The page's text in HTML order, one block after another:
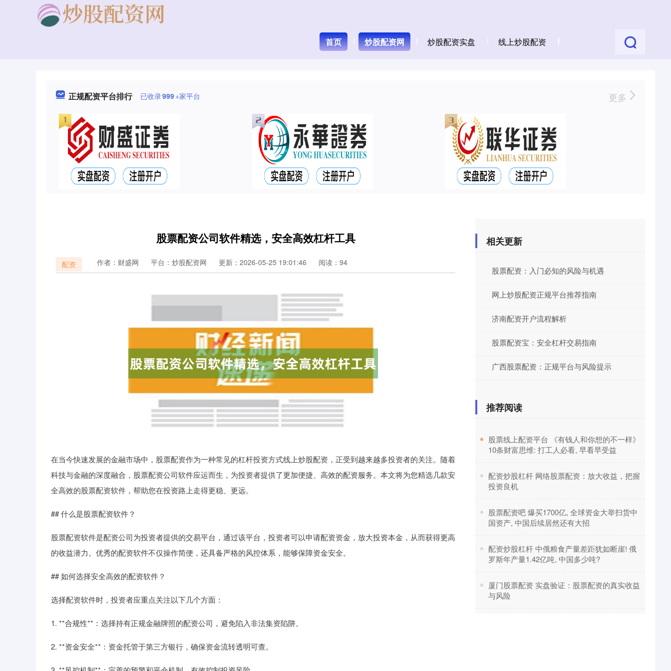
首页 炒股配资网 炒股配资实盘 线上炒股配资
正规配资平台排行 已收录999+家平台 更多
股票配资公司软件精选，安全高效杠杆工具
配资 作者：财盛网 平台：炒股配资网 更新：2026-05-25 19:01:46 阅读：94
在当今快速发展的金融市场中，股票配资作为一种常见的杠杆投资方式线上炒股配资，正受到越来越多投资者的关注。随着
科技与金融的深度融合，股票配资公司软件应运而生，为投资者提供了更加便捷、高效的配资服务。本文将为您精选几款安
全高效的股票配资软件，帮助您在投资路上走得更稳、更远。
## 什么是股票配资软件？
股票配资软件是配资公司为投资者提供的交易平台，通过该平台，投资者可以申请配资资金，放大投资本金，从而获得更高
的收益潜力。优秀的配资软件不仅操作简便，还具备严格的风控体系，能够保障资金安全。
## 如何选择安全高效的配资软件？
选择配资软件时，投资者应重点关注以下几个方面：
1. **合规性**：选择持有正规金融牌照的配资公司，避免陷入非法集资陷阱。
2. **资金安全**：资金托管于第三方银行，确保资金流转透明可查。
相关更新
股票配资：入门必知的风险与机遇
网上炒股配资正规平台推荐指南
济南配资开户流程解析
股票配资宝：安全杠杆交易指南
广西股票配资：正规平台与风险提示
推荐阅读
​股票线上配资平台 《有钱人和你想的不一样》
10条财富思维: 打工人必看, 早看早受益
​配资炒股杠杆 网络股票配资：放大收益，把握
投资良机
​股票配资吧 爆买1700亿, 全球资金大举扫货中
国资产, 中国后续居然还有大招
​配资炒股杠杆 中俄粮食产量差距犹如断崖! 俄
罗斯年产量1.42亿吨, 中国多少吨?
​厦门股票配资 实盘验证：股票配资的真实收益
与风险